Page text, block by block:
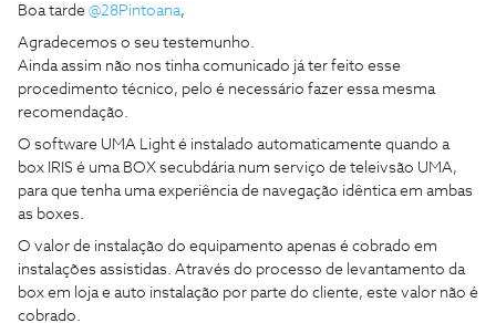
Boa tarde @28Pintoana,
Agradecemos o seu testemunho.
Ainda assim não nos tinha comunicado já ter feito esse
procedimento técnico, pelo é necessário fazer essa mesma
recomendação.
O software UMA Light é instalado automaticamente quando a
box IRIS é uma BOX secubdária num serviço de teleivsão UMA,
para que tenha uma experiência de navegação idêntica em ambas
as boxes.
O valor de instalação do equipamento apenas é cobrado em
instalações assistidas. Através do processo de levantamento da
box em loja e auto instalação por parte do cliente, este valor não é
cobrado.